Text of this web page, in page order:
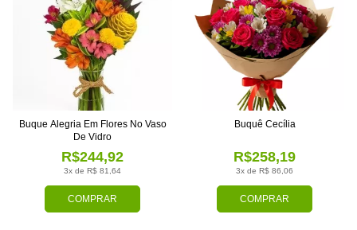
COMPRAR
3x de R$ 81,64
R$244,92
Buque Alegria Em Flores No Vaso
De Vidro
COMPRAR
3x de R$ 86,06
R$258,19
Buquê Cecília